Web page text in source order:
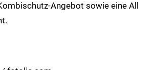
Angebot sowie eine All